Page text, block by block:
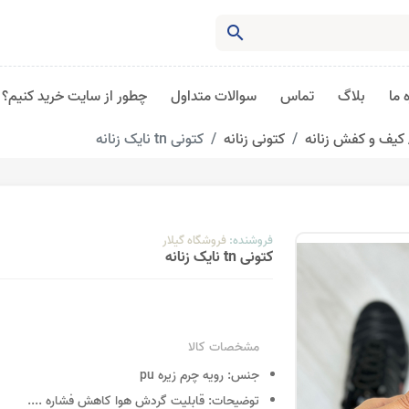
search
ما بلاگ تماس سوالات متداول چطور از سایت خرید کنیم؟
کیف و کفش زنانه کتونی زنانه کتونی tn نایک زنانه
فروشنده: فروشگاه گیلار
کتونی tn نایک زنانه
مشخصات کالا
جنس: رویه چرم زیره pu
توضیحات: قابلیت گردش هوا کاهش فشاره ....